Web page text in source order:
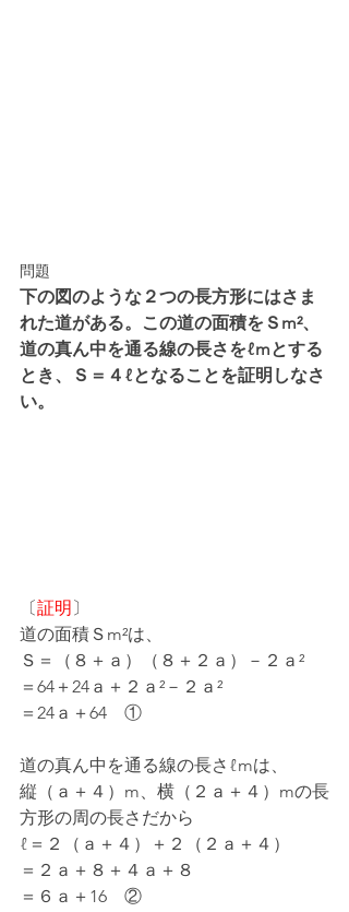
問題
下の図のような２つの長方形にはさま
れた道がある。この道の面積をＳm²、
道の真ん中を通る線の長さをℓmとする
とき、Ｓ＝４ℓとなることを証明しなさ
い。
〔証明 〕
道の面積Ｓm²は、
Ｓ＝（８＋ａ）（８＋２ａ）－２ａ²
＝64＋24ａ＋２ａ²－２ａ²
＝24ａ＋64　①
道の真ん中を通る線の長さℓmは、
縦（ａ＋４）m、横（２ａ＋４）mの長
方形の周の長さだから
ℓ＝２（ａ＋４）＋２（２ａ＋４）
＝２ａ＋８＋４ａ＋８
＝６ａ＋16　②